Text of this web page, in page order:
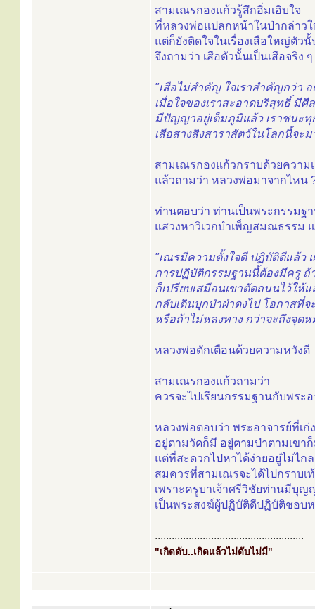
สามเณรกองแก้วรู้สึกอิ่มเอิบใจ
ที่หลวงพ่อแปลกหน้าในป่ากล่าว
แต่ก็ยังติดใจในเรื่องเสือใหญ่ตัว
จึงถามว่า เสือตัวนั้นเป็นเสือจริง
"เสือไม่สำคัญ ใจเราสำคัญกว่า อ
เมื่อใจของเราสะอาดบริสุทธิ์ มีศี
มีปัญญาอยู่เต็มภูมิแล้ว เราชนะทุ
เสือสางสิงสาราสัตว์ในโลกนี้จะม
สามเณรกองแก้วกราบด้วยความ
แล้วถามว่า หลวงพ่อมาจากไหน
ท่านตอบว่า ท่านเป็นพระกรรมฐ
แสวงหาวิเวกบำเพ็ญสมณธรรม
"เณรมีความตั้งใจดี ปฏิบัติดีแล้ว
การปฏิบัติกรรมฐานนี้ต้องมีครู ถ้
ก็เปรียบเสมือนเขาตัดถนนไว้ให้
กลับเดินบุกป่าฝ่าดงไป โอกาสที่
หรือถ้าไม่หลงทาง กว่าจะถึงจุด
หลวงพ่อตักเตือนด้วยความหวังดี
สามเณรกองแก้วถามว่า
ควรจะไปเรียนกรรมฐานกับพระ
หลวงพ่อตอบว่า พระอาจารย์ที่เ
อยู่ตามวัดก็มี อยู่ตามป่าตามเขา
แต่ที่สะดวกไปหาได้ง่ายอยู่ไม่ไก
สมควรที่สามเณรจะได้ไปกราบเ
เพราะครูบาเจ้าศรีวิชัยท่านมีบุ
เป็นพระสงฆ์ผู้ปฏิบัติดีปฏิบัติชอบ
.....................................................
"เกิดดับ..เกิดแล้วไม่ดับไม่มี"